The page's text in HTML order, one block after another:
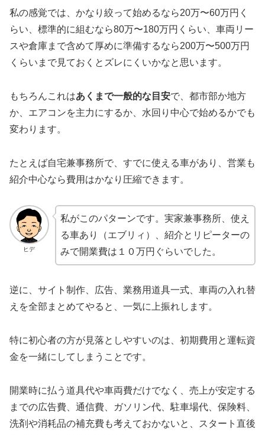
私の感覚では、かなり絞って始めるなら20万〜60万円く
らい、標準的に組むなら80万〜180万円くらい、車両リー
スや倉庫まで含めて厚めに準備するなら200万〜500万円
くらいまで見ておくとズレにくいかなと思います。
もちろんこれはあくまで一般的な目安で、都市部か地方
か、エアコンを主力にするか、水回り中心で始めるかでも
変わります。
たとえば自宅兼事務所で、すでに使える車があり、営業も
紹介中心なら費用はかなり圧縮できます。
ヒデ
私がこのパターンです。実家兼事務所、使え
る車あり（エブリィ）、紹介とリピーターの
みで開業費は１０万円ぐらいでした。
逆に、サイト制作、広告、業務用道具一式、車両の入れ替
えを全部まとめてやると、一気に上振れします。
特に初心者の方が見落としやすいのは、初期費用と運転資
金を一緒にしてしまうことです。
開業時に払う道具代や車両費だけでなく、売上が安定する
までの広告費、通信費、ガソリン代、駐車場代、保険料、
洗剤や消耗品の補充費も考えておかないと、スタート直後